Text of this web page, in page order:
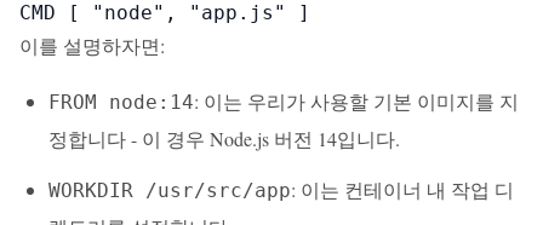
CMD [ "node", "app.js" ]
이를 설명하자면:
FROM node:14: 이는 우리가 사용할 기본 이미지를 지
정합니다 - 이 경우 Node.js 버전 14입니다.
WORKDIR /usr/src/app: 이는 컨테이너 내 작업 디